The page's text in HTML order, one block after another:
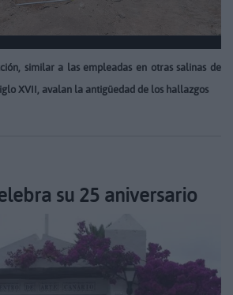
similar a las empleadas en otras salinas de
XVII, avalan la antigüedad de los hallazgos
su 25 aniversario